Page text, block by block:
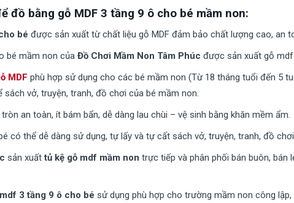
đồ bằng gỗ MDF 3 tầng 9 ô cho bé mầm non:
bé được sản xuất từ chất liệu gỗ MDF đảm bảo chất lượng cao, an
bé mầm non của Đồ Chơi Mầm Non Tâm Phúc được sản xuất gỗ mdf
MDF phù hợp sử dụng cho các bé mầm non (Từ 18 tháng tuổi đến 5
vở, truyện, tranh, đồ chơi của bé mầm non.
an toàn, ít bám bẩn, dễ dàng lau chùi – vệ sinh bằng khăn mềm ẩm.
có thể dễ dàng sử dụng, tự lấy và tự cất sách vở, truyện, tranh, đồ chơi
sản xuấttủ kệ gỗ mdf mầm non trực tiếp và phân phối bán buôn,
3 tầng 9 ô cho bé sử dụng phù hợp cho trường mầm non công